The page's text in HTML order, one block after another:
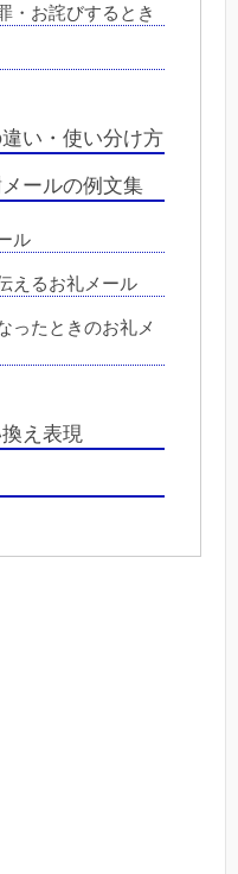
・お詫びするとき
違い・使い分け方
メールの例文集
ル
えるお礼メール
ったときのお礼メ
換え表現